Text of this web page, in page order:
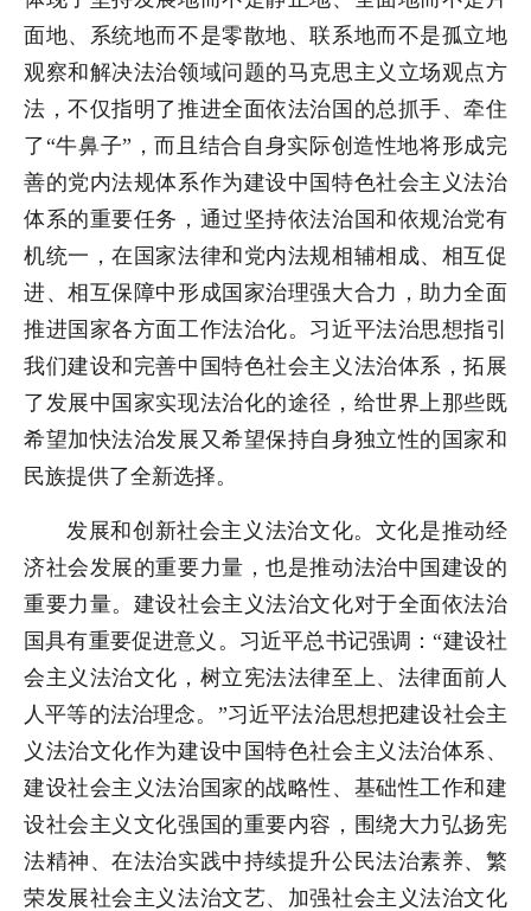
面地、系统地而不是零散地、联系地而不是孤立地
观察和解决法治领域问题的马克思主义立场观点方
法，不仅指明了推进全面依法治国的总抓手、牵住
了“牛鼻子”，而且结合自身实际创造性地将形成完
善的党内法规体系作为建设中国特色社会主义法治
体系的重要任务，通过坚持依法治国和依规治党有
机统一，在国家法律和党内法规相辅相成、相互促
进、相互保障中形成国家治理强大合力，助力全面
推进国家各方面工作法治化。习近平法治思想指引
我们建设和完善中国特色社会主义法治体系，拓展
了发展中国家实现法治化的途径，给世界上那些既
希望加快法治发展又希望保持自身独立性的国家和
民族提供了全新选择。
发展和创新社会主义法治文化。文化是推动经
济社会发展的重要力量，也是推动法治中国建设的
重要力量。建设社会主义法治文化对于全面依法治
国具有重要促进意义。习近平总书记强调：“建设社
会主义法治文化，树立宪法法律至上、法律面前人
人平等的法治理念。”习近平法治思想把建设社会主
义法治文化作为建设中国特色社会主义法治体系、
建设社会主义法治国家的战略性、基础性工作和建
设社会主义文化强国的重要内容，围绕大力弘扬宪
法精神、在法治实践中持续提升公民法治素养、繁
荣发展社会主义法治文艺、加强社会主义法治文化